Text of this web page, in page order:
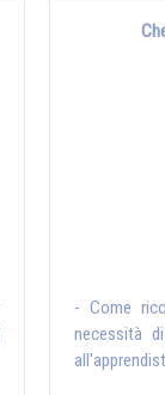
- Come
necessità